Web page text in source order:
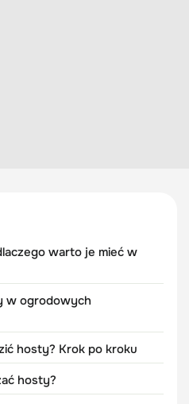
warto je mieć w
w ogrodowych
hosty? Krok po kroku
hosty?